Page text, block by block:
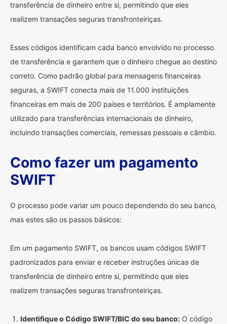
transferência de dinheiro entre si, permitindo que eles
realizem transações seguras transfronteiriças.
Esses códigos identificam cada banco envolvido no processo
de transferência e garantem que o dinheiro chegue ao destino
correto. Como padrão global para mensagens financeiras
seguras, a SWIFT conecta mais de 11.000 instituições
financeiras em mais de 200 países e territórios. É amplamente
utilizado para transferências internacionais de dinheiro,
incluindo transações comerciais, remessas pessoais e câmbio.
Como fazer um pagamento
SWIFT
O processo pode variar um pouco dependendo do seu banco,
mas estes são os passos básicos:
Em um pagamento SWIFT, os bancos usam códigos SWIFT
padronizados para enviar e receber instruções únicas de
transferência de dinheiro entre si, permitindo que eles
realizem transações seguras transfronteiriças.
Identifique o Código SWIFT/BIC do seu banco: O código